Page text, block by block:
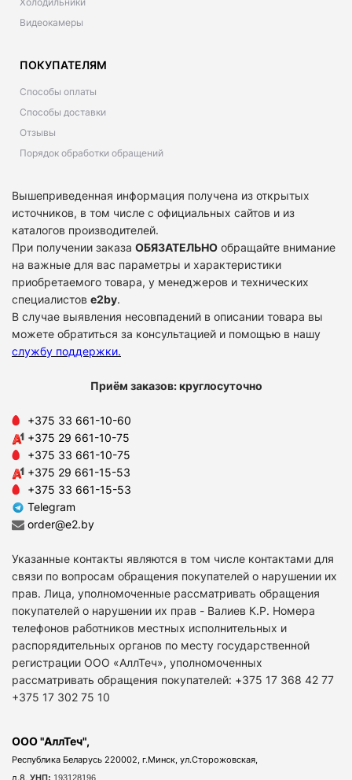
Видеокамеры
ПОКУПАТЕЛЯМ
Способы оплаты
Способы доставки
Отзывы
Порядок обработки обращений
Вышеприведенная информация получена из открытых
источников, в том числе с официальных сайтов и из
каталогов производителей.
При получении заказа ОБЯЗАТЕЛЬНО обращайте внимание
на важные для вас параметры и характеристики
приобретаемого товара, у менеджеров и технических
специалистов e2by.
В случае выявления несовпадений в описании товара вы
можете обратиться за консультацией и помощью в нашу
службу поддержки.
Приём заказов: круглосуточно
+375 33 661-10-60
+375 29 661-10-75
+375 33 661-10-75
+375 29 661-15-53
+375 33 661-15-53
Telegram
order@e2.by
Указанные контакты являются в том числе контактами для
связи по вопросам обращения покупателей о нарушении их
прав. Лица, уполномоченные рассматривать обращения
покупателей о нарушении их прав - Валиев К.Р. Номера
телефонов работников местных исполнительных и
распорядительных органов по месту государственной
регистрации ООО «АллТеч», уполномоченных
рассматривать обращения покупателей: +375 17 368 42 77
+375 17 302 75 10
ООО "АллТеч",
Республика Беларусь 220002, г.Минск, ул.Сторожовская,
д.8, УНП: 193128196.